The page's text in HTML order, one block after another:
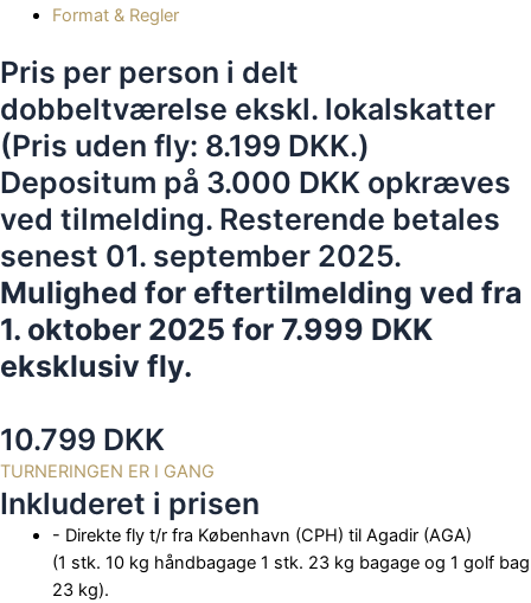
Format & Regler
Pris per person i delt
dobbeltværelse ekskl. lokalskatter
(Pris uden fly: 8.199 DKK.)
Depositum på 3.000 DKK opkræves
ved tilmelding. Resterende betales
senest 01. september 2025.
Mulighed for eftertilmelding ved fra
1. oktober 2025 for 7.999 DKK
eksklusiv fly.
10.799 DKK
TURNERINGEN ER I GANG
Inkluderet i prisen
- Direkte fly t/r fra København (CPH) til Agadir (AGA)
(1 stk. 10 kg håndbagage 1 stk. 23 kg bagage og 1 golf bag
23 kg).